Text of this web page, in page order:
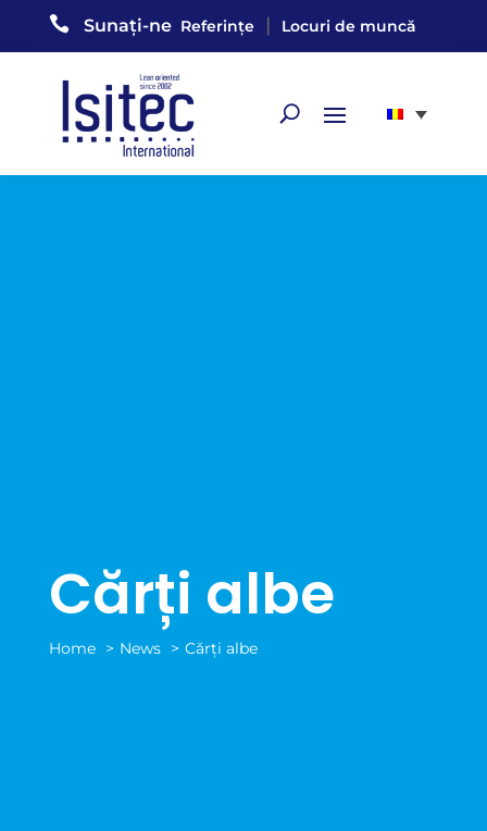
 Sunați-ne Referințe | Locuri de muncă
Cărți albe
Home News Cărți albe